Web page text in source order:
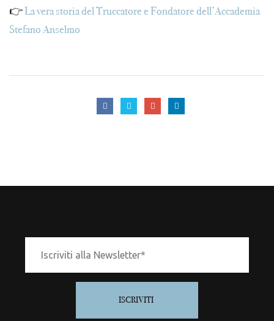
👉La vera storia del Truccatore e Fondatore dell’Accademia
Stefano Anselmo
ISCRIVITI